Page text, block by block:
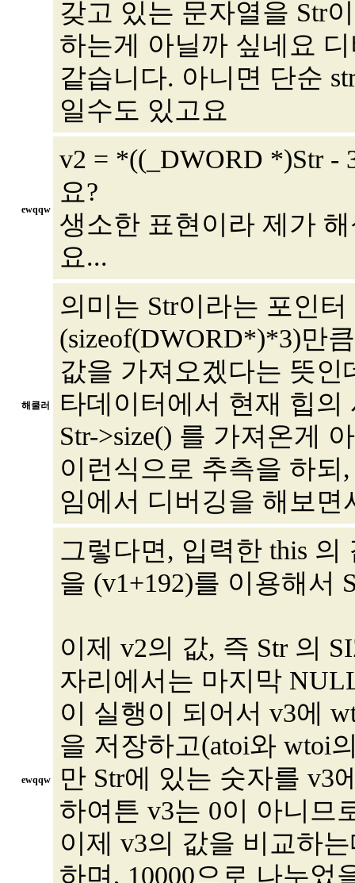
갖고 있는 문자열을 Str
하는게 아닐까 싶네요
같습니다. 아니면 단순
일수도 있고요
ewqqw
v2 = *((_DWORD *)Str -
요?
생소한 표현이라 제가
요...
해쿨러
의미는 Str이라는 포인
(sizeof(DWORD*)*3)만
값을 가져오겠다는 뜻
타데이터에서 현재 힙
Str->size() 를 가져온게
이런식으로 추측을 하
임에서 디버깅을 해보
ewqqw
그렇다면, 입력한 this 의
을 (v1+192)를 이용해서
이제 v2의 값, 즉 Str 의
자리에서는 마지막
이 실행이 되어서 v3에
을 저장하고(atoi와 wtoi
만 Str에 있는 숫자를 v3
하여튼 v3는 0이 아니므
이제 v3의 값을 비교하
하며, 10000으로 나누었